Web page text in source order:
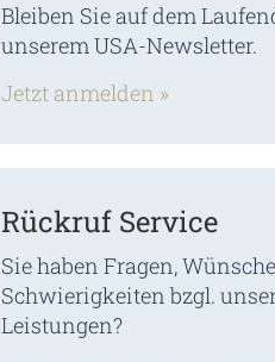
Bleiben Sie auf dem
unserem USA-Newsletter.
Jetzt anmelden »
Rückruf Service
Sie haben Fragen,
Schwierigkeiten bzgl.
Leistungen?